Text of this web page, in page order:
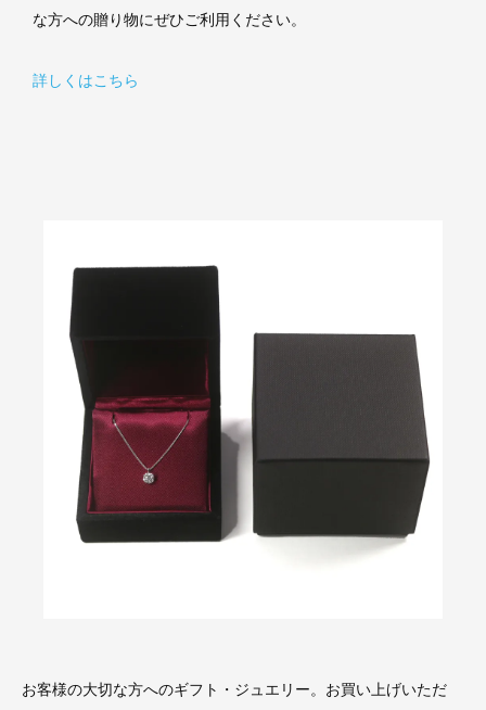
な方への贈り物にぜひご利用ください。
詳しくはこちら
お客様の大切な方へのギフト・ジュエリー。お買い上げいただ